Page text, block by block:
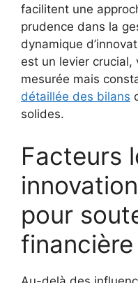
facilitent une
prudence dans la
dynamique
est un levier crucial,
mesurée mais
détaillée des bilans
solides.
Facteurs
pour
financière